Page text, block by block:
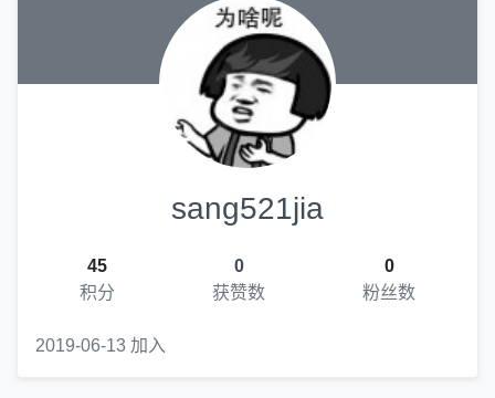
sang521jia
45
积分
0
获赞数
0
粉丝数
2019-06-13 加入